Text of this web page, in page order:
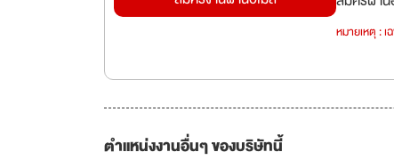
หมายเหตุ :
ตำแหน่งงานอื่นๆ ของบริษัทนี้